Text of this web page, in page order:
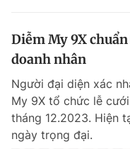
Diễm My 9X
doanh nhân
Người đại diện xác
My 9X tổ chức lễ
tháng 12.2023. Hiện
ngày trọng đại.